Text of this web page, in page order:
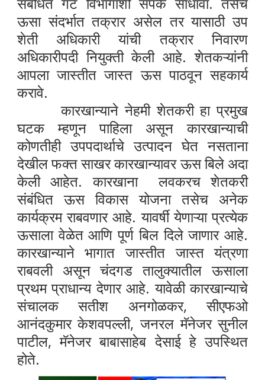
ऊसा संदर्भात तक्रार असेल तर यासाठी उप
शेती अधिकारी यांची तक्रार निवारण
अधिकारीपदी नियुक्ती केली आहे. शेतकऱ्यांनी
आपला जास्तीत जास्त ऊस पाठवून सहकार्य
करावे.
कारखान्याने नेहमी शेतकरी हा प्रमुख
घटक म्हणून पाहिला असून कारखान्याची
कोणतीही उपपदार्थाचे उत्पादन घेत नसताना
देखील फक्त साखर कारखान्यावर ऊस बिले अदा
केली आहेत.कारखाना लवकरच शेतकरी
संबंधित ऊस विकास योजना तसेच अनेक
कार्यक्रम राबवणार आहे. यावर्षी येणाऱ्या प्रत्येक
ऊसाला वेळेत आणि पूर्ण बिल दिले जाणार आहे.
कारखान्याने भागात जास्तीत जास्त यंत्रणा
राबवली असून चंदगड तालुक्यातील ऊसाला
प्रथम प्राधान्य देणार आहे. यावेळी कारखान्याचे
संचालक सतीश अनगोळकर, सीएफओ
आनंदकुमार केशवपल्ली, जनरल मॅनेजर सुनील
पाटील, मॅनेजर बाबासाहेब देसाई हे उपस्थित
होते.